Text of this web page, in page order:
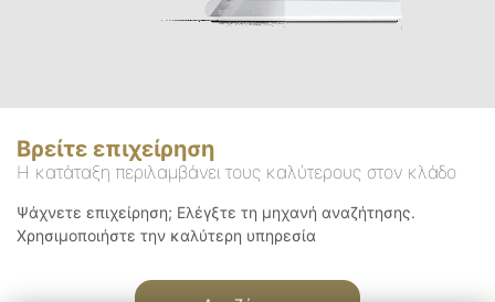
Βρείτε επιχείρηση
Η κατάταξη περιλαμβάνει τους καλύτερους στον κλάδο
Ψάχνετε επιχείρηση; Ελέγξτε τη μηχανή αναζήτησης.
Χρησιμοποιήστε την καλύτερη υπηρεσία